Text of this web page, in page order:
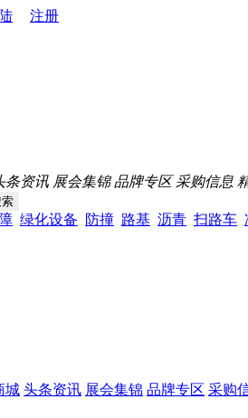
注册
条资讯 展会集锦 品牌专区 采购信息
绿化设备 防撞 路基 沥青 扫路车
城 头条资讯 展会集锦 品牌专区 采购